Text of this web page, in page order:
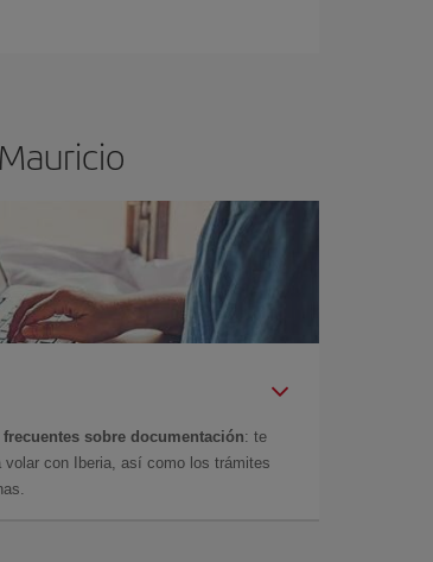
sobre documentación: te
con Iberia, así como los trámites